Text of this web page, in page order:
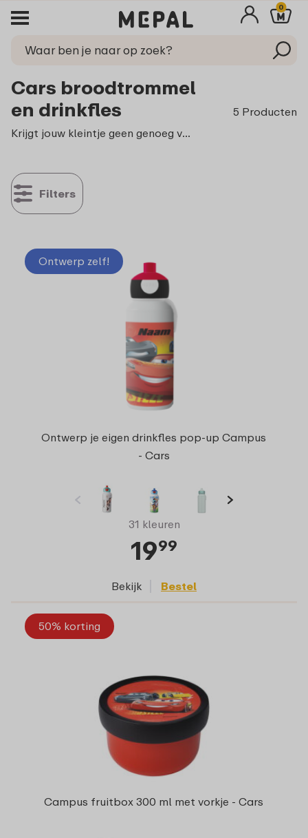
0
Cars broodtrommel
en drinkfles
5 Producten
Krijgt jouw kleintje geen genoeg van alles dat met Cars
Filters
Ontwerp zelf!
Ontwerp je eigen drinkfles pop-up Campus
- Cars
31 kleuren
1999
Bekijk Bestel
50% korting
Campus fruitbox 300 ml met vorkje - Cars